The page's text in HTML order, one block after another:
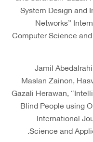
System Design and
Networks”
Computer Science
Jamil
Maslan Zainon,
Gazali Herawan,
Blind People using
International
Science and